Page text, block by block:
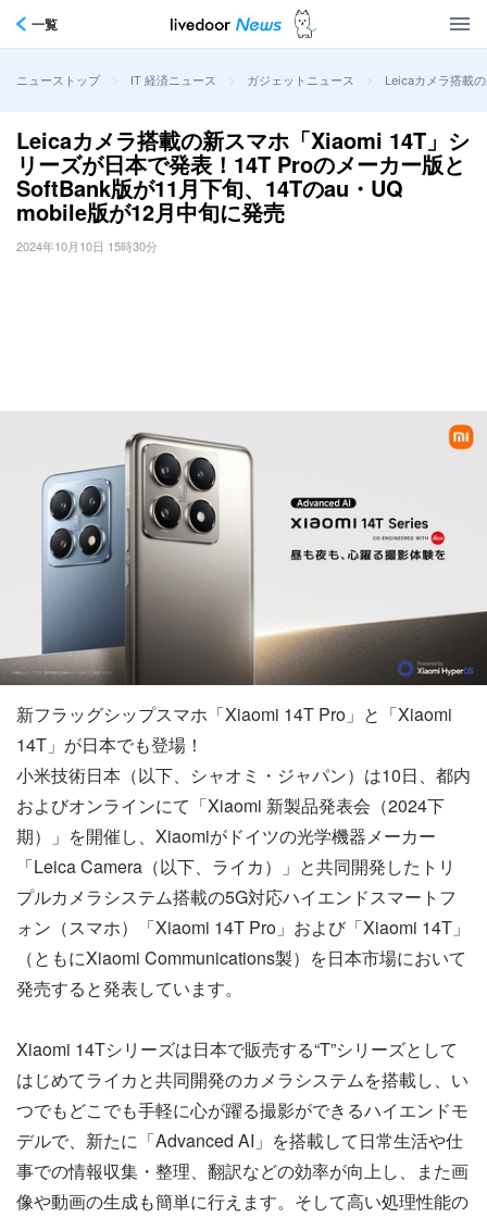
一覧
ニューストップ > IT 経済ニュース > ガジェットニュース > Leicaカメラ搭載
Leicaカメラ搭載の新スマホ「Xiaomi 14T」シ
リーズが日本で発表！14T Proのメーカー版と
SoftBank版が11月下旬、14Tのau・UQ
mobile版が12月中旬に発売
2024年10月10日 15時30分
新フラッグシップスマホ「Xiaomi 14T Pro」と「Xiaomi
14T」が日本でも登場！
小米技術日本（以下、シャオミ・ジャパン）は10日、都内
およびオンラインにて「Xiaomi 新製品発表会（2024下
期）」を開催し、Xiaomiがドイツの光学機器メーカー
「Leica Camera（以下、ライカ）」と共同開発したトリ
プルカメラシステム搭載の5G対応ハイエンドスマートフ
ォン（スマホ）「Xiaomi 14T Pro」および「Xiaomi 14T」
（ともにXiaomi Communications製）を日本市場において
発売すると発表しています。
Xiaomi 14Tシリーズは日本で販売する“T”シリーズとして
はじめてライカと共同開発のカメラシステムを搭載し、い
つでもどこでも手軽に心が躍る撮影ができるハイエンドモ
デルで、新たに「Advanced AI」を搭載して日常生活や仕
事での情報収集・整理、翻訳などの効率が向上し、また画
像や動画の生成も簡単に行えます。そして高い処理性能の